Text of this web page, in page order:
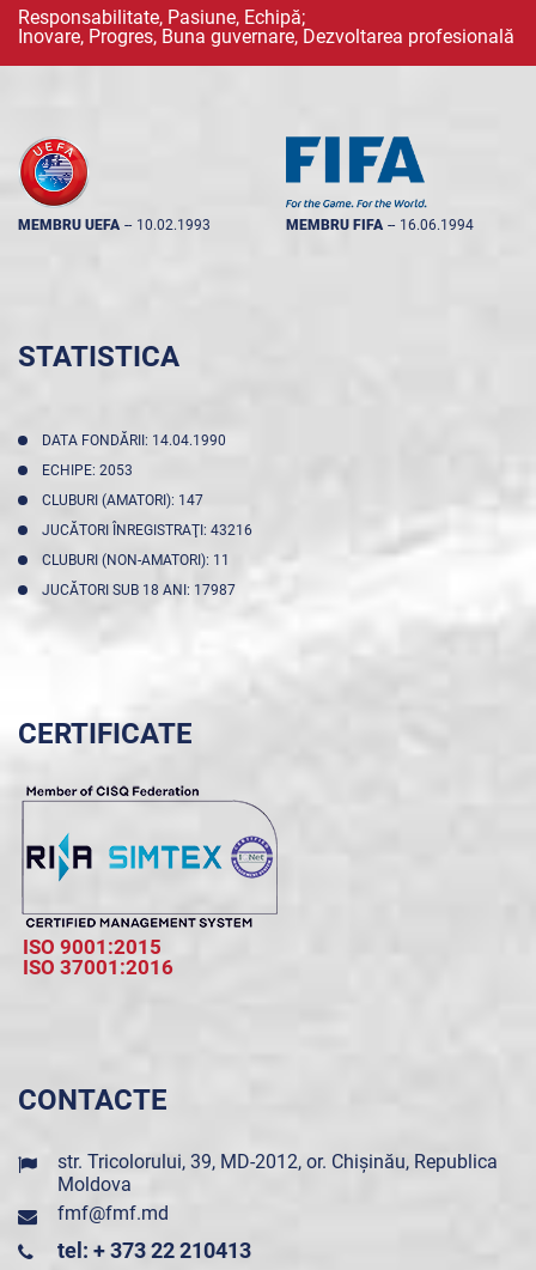
Responsabilitate, Pasiune, Echipă;
Inovare, Progres, Buna guvernare, Dezvoltarea profesională
MEMBRU UEFA -- 10.02.1993 MEMBRU FIFA -- 16.06.1994
STATISTICA
DATA FONDĂRII: 14.04.1990
ECHIPE: 2053
CLUBURI (AMATORI): 147
JUCĂTORI ÎNREGISTRAŢI: 43216
CLUBURI (NON-AMATORI): 11
JUCĂTORI SUB 18 ANI: 17987
CERTIFICATE
ISO 9001:2015
ISO 37001:2016
CONTACTE
str. Tricolorului, 39, MD-2012, or. Chișinău, Republica
Moldova
fmf@fmf.md
tel: + 373 22 210413